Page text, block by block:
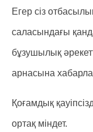
Егер сіз
саласындағы
бұзушылық
арнасына
Қоғамдық
ортақ міндет.